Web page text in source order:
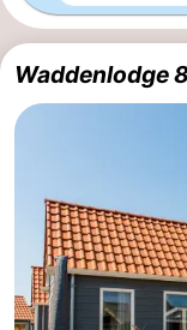
Ameland
State
Bed
(&
breakfasts)
Campings
Hotels
Boomhiemke
-
Waddenlodge